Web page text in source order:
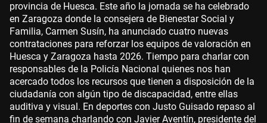
provincia de Huesca. Este año la jornada se ha celebrado
en Zaragoza donde la consejera de Bienestar Social y
Familia, Carmen Susín, ha anunciado cuatro nuevas
contrataciones para reforzar los equipos de valoración en
Huesca y Zaragoza hasta 2026. Tiempo para charlar con
responsables de la Policía Nacional quienes nos han
acercado todos los recursos que tienen a disposición de la
ciudadanía con algún tipo de discapacidad, entre ellas
auditiva y visual. En deportes con Justo Guisado repaso al
fin de semana charlando con Javier Aventín, presidente del